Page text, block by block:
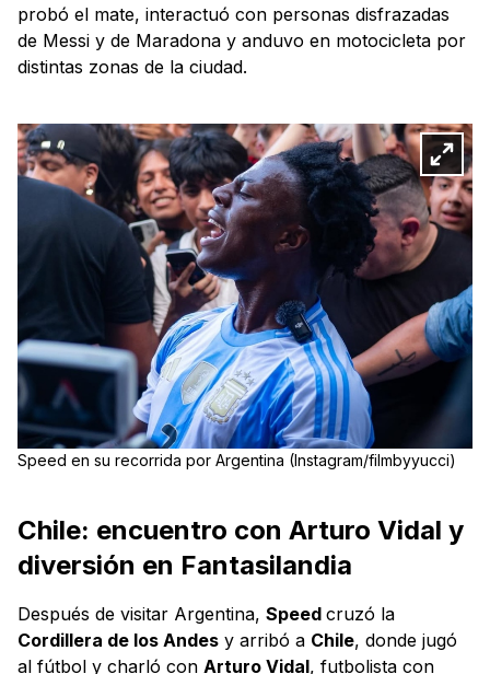
probó el mate, interactuó con personas disfrazadas
de Messi y de Maradona y anduvo en motocicleta por
distintas zonas de la ciudad.
Speed en su recorrida por Argentina (Instagram/filmbyyucci)
Chile: encuentro con Arturo Vidal y
diversión en Fantasilandia
Después de visitar Argentina, Speed cruzó la
Cordillera de los Andes y arribó a Chile, donde jugó
al fútbol y charló con Arturo Vidal, futbolista con